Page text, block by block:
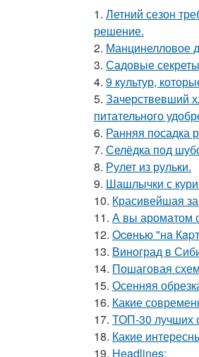
1. Летний сезон
решение.
2. Манцинелловое
3. Садовые
4. 9 культур,
5. Зачерствевший
питательного
6. Ранняя посадка
7. Селёдка под
8. Рулет из рульки.
9. Шашлычки с
10. Красивейшая
11. А вы ароматом
12. Oceнью "нa
13. Виноград в
14. Пошаговая
15. Осенняя
16. Какие
17. ТОП-30 лучших
18. Какие
19. Headlines: